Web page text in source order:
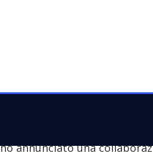
delle infrastrutture,
alla Borsa Valori di New
annunciato una